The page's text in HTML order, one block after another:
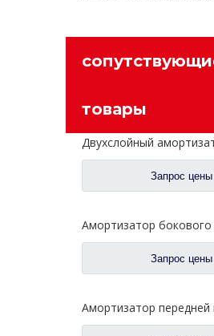
товары
Запрос цены
Запрос цены